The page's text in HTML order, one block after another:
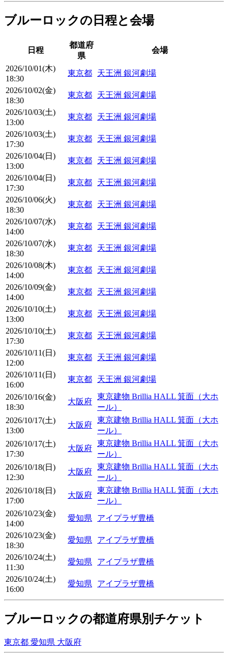
ブルーロックの日程と会場
日程
都道府
県
会場
2026/10/01(木)
18:30
東京都
天王洲 銀河劇場
2026/10/02(金)
18:30
東京都
天王洲 銀河劇場
2026/10/03(土)
13:00
東京都
天王洲 銀河劇場
2026/10/03(土)
17:30
東京都
天王洲 銀河劇場
2026/10/04(日)
13:00
東京都
天王洲 銀河劇場
2026/10/04(日)
17:30
東京都
天王洲 銀河劇場
2026/10/06(火)
18:30
東京都
天王洲 銀河劇場
2026/10/07(水)
14:00
東京都
天王洲 銀河劇場
2026/10/07(水)
18:30
東京都
天王洲 銀河劇場
2026/10/08(木)
14:00
東京都
天王洲 銀河劇場
2026/10/09(金)
14:00
東京都
天王洲 銀河劇場
2026/10/10(土)
13:00
東京都
天王洲 銀河劇場
2026/10/10(土)
17:30
東京都
天王洲 銀河劇場
2026/10/11(日)
12:00
東京都
天王洲 銀河劇場
2026/10/11(日)
16:00
東京都 天王洲 銀河劇場
2026/10/16(金)
18:30
大阪府
東京建物 Brillia HALL 箕面（大ホ
ール）
2026/10/17(土)
13:00
大阪府
東京建物 Brillia HALL 箕面（大ホ
ール）
2026/10/17(土)
17:30
大阪府
東京建物 Brillia HALL 箕面（大ホ
ール）
2026/10/18(日)
12:30
大阪府
東京建物 Brillia HALL 箕面（大ホ
ール）
2026/10/18(日)
17:00
大阪府
東京建物 Brillia HALL 箕面（大ホ
ール）
2026/10/23(金)
14:00
愛知県
アイプラザ豊橋
2026/10/23(金)
18:30
愛知県
アイプラザ豊橋
2026/10/24(土)
11:30
愛知県
アイプラザ豊橋
2026/10/24(土)
16:00
愛知県 アイプラザ豊橋
ブルーロックの都道府県別チケット
東京都 愛知県 大阪府